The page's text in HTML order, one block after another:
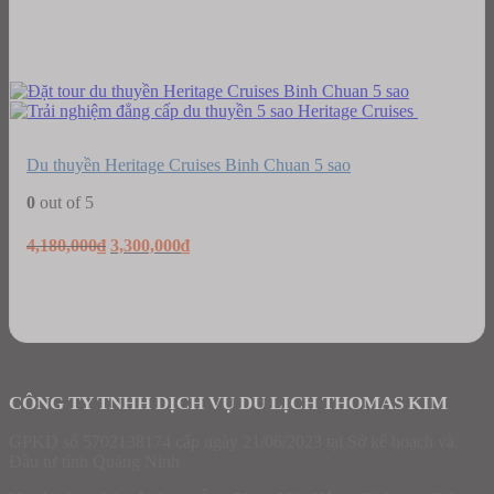
Du thuyền Heritage Cruises Binh Chuan 5 sao
0 out of 5
4,180,000₫ Original
3,300,000₫Current
CÔNG TY TNHH DỊCH VỤ DU LỊCH THOMAS KIM